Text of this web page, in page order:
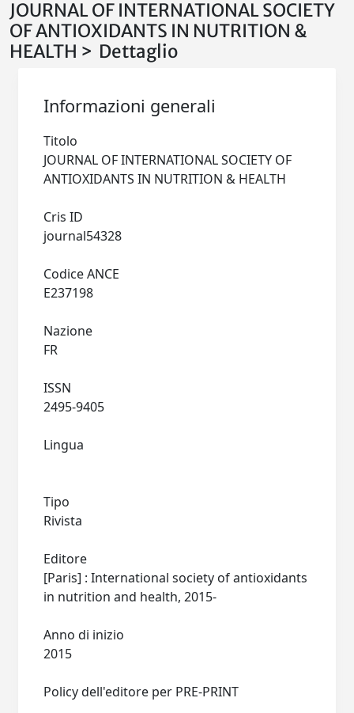
JOURNAL OF INTERNATIONAL SOCIETY
OF ANTIOXIDANTS IN NUTRITION &
HEALTH > Dettaglio
Informazioni generali
Titolo
JOURNAL OF INTERNATIONAL SOCIETY OF
Cris ID
Codice ANCE
Nazione
ISSN
Lingua
Tipo
Rivista
Editore
[Paris] : International society of antioxidants
Anno di inizio
Policy dell'editore per PRE-PRINT